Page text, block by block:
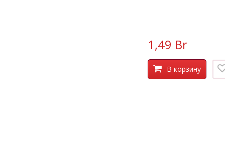
1,49 Br
В корзину